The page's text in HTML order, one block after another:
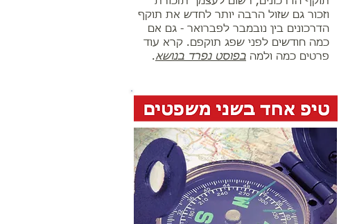
וזכור גם שזול הרבה יותר לחדש את תוקף
הדרכונים בין נובמבר לפברואר - גם אם
כמה חודשים לפני שפג תוקפם. קרא עוד
פרטים כמה ולמה בפוסט נפרד בנושא.